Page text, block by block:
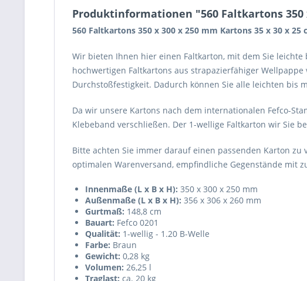
Produktinformationen "560 Faltkartons 350
560 Faltkartons 350 x 300 x 250 mm Kartons 35 x 30 x
Wir bieten Ihnen hier einen Faltkarton, mit dem Sie
hochwertigen Faltkartons aus strapazierfähiger
Durchstoßfestigkeit. Dadurch können Sie alle leichten bis
Da wir unsere Kartons nach dem internationalen Fefco-
Klebeband verschließen. Der 1-wellige Faltkarton wir Sie
Bitte achten Sie immer darauf einen passenden Karton
optimalen Warenversand, empfindliche Gegenstände mit
Innenmaße (L x B x H): 350 x 300 x 250 mm
Außenmaße (L x B x H): 356 x 306 x 260 mm
Gurtmaß: 148,8 cm
Bauart: Fefco 0201
Qualität: 1-wellig - 1.20 B-Welle
Farbe: Braun
Gewicht: 0,28 kg
Volumen: 26,25 l
Traglast: ca. 20 kg